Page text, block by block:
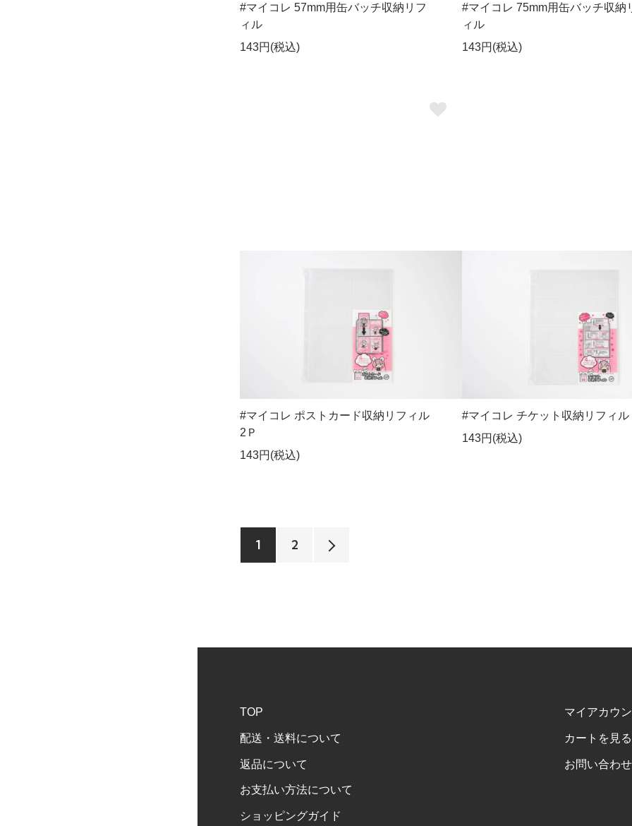
#マイコレ 57mm用缶バッチ収納リフ
ィル
143円(税込)
#マイコレ 75mm用缶バッチ収納
ィル
143円(税込)
#マイコレ ポストカード収納リフィル
2Ｐ
143円(税込)
#マイコレ チケット収納リフィル
143円(税込)
1 2
TOP
配送・送料について
返品について
お支払い方法について
ショッピングガイド
マイアカウ
カートを見る
お問い合わせ